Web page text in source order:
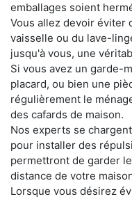
emballages soient
Vous allez devoir éviter
vaisselle ou du lave-
jusqu'à vous, une
Si vous avez un garde-
placard, ou bien une
régulièrement le
des cafards de maison.
Nos experts se
pour installer des
permettront de garder
distance de votre
Lorsque vous désirez